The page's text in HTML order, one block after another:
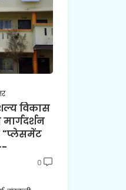
विकास
"प्लेसमेंट
0